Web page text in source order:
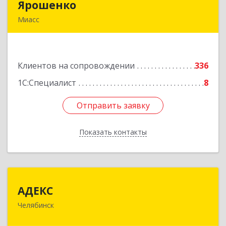
Ярошенко
Миасс
Клиентов на сопровождении
336
1С:Специалист
8
Отправить заявку
Показать контакты
Подробнее
Отправить заявку
Назад
АДЕКС
Челябинск
454080, Челябинская обл, Челябинск г, Смирных